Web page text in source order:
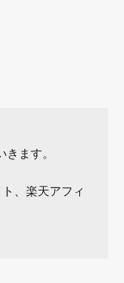
ます。
、楽天アフィ